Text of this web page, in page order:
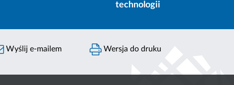
technologii
Wyślij e-mailem Wersja do druku